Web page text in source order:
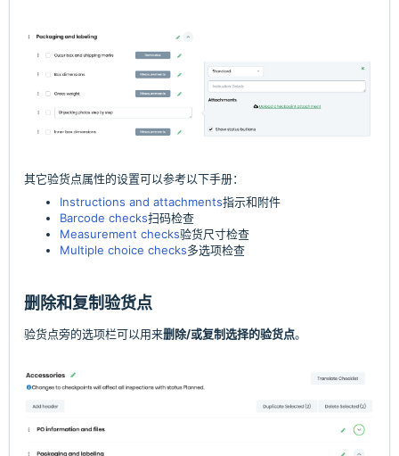
其它验货点属性的设置可以参考以下手册：
Instructions and attachments指示和附件
Barcode checks扫码检查
Measurement checks验货尺寸检查
Multiple choice checks多选项检查
删除和复制验货点
验货点旁的选项栏可以用来删除/或复制选择的验货点。